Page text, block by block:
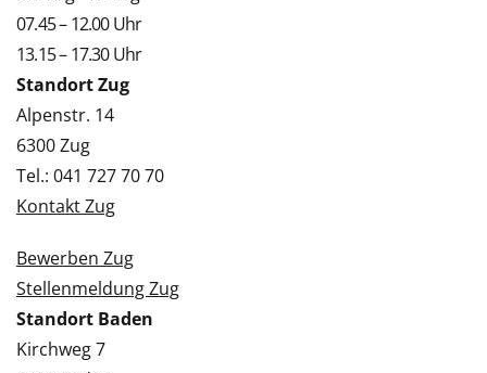
07.45 – 12.00 Uhr
13.15 – 17.30 Uhr
Standort Zug
Alpenstr. 14
6300 Zug
Tel.: 041 727 70 70
Kontakt Zug
Bewerben Zug
Stellenmeldung Zug
Standort Baden
Kirchweg 7